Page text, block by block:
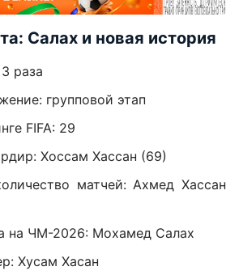
Салах и новая история
раза
групповой этап
FIFA: 29
Хоссам Хассан (69)
матчей: Ахмед Хассан
на ЧМ-2026: Мохамед Салах
Хусам Хасан